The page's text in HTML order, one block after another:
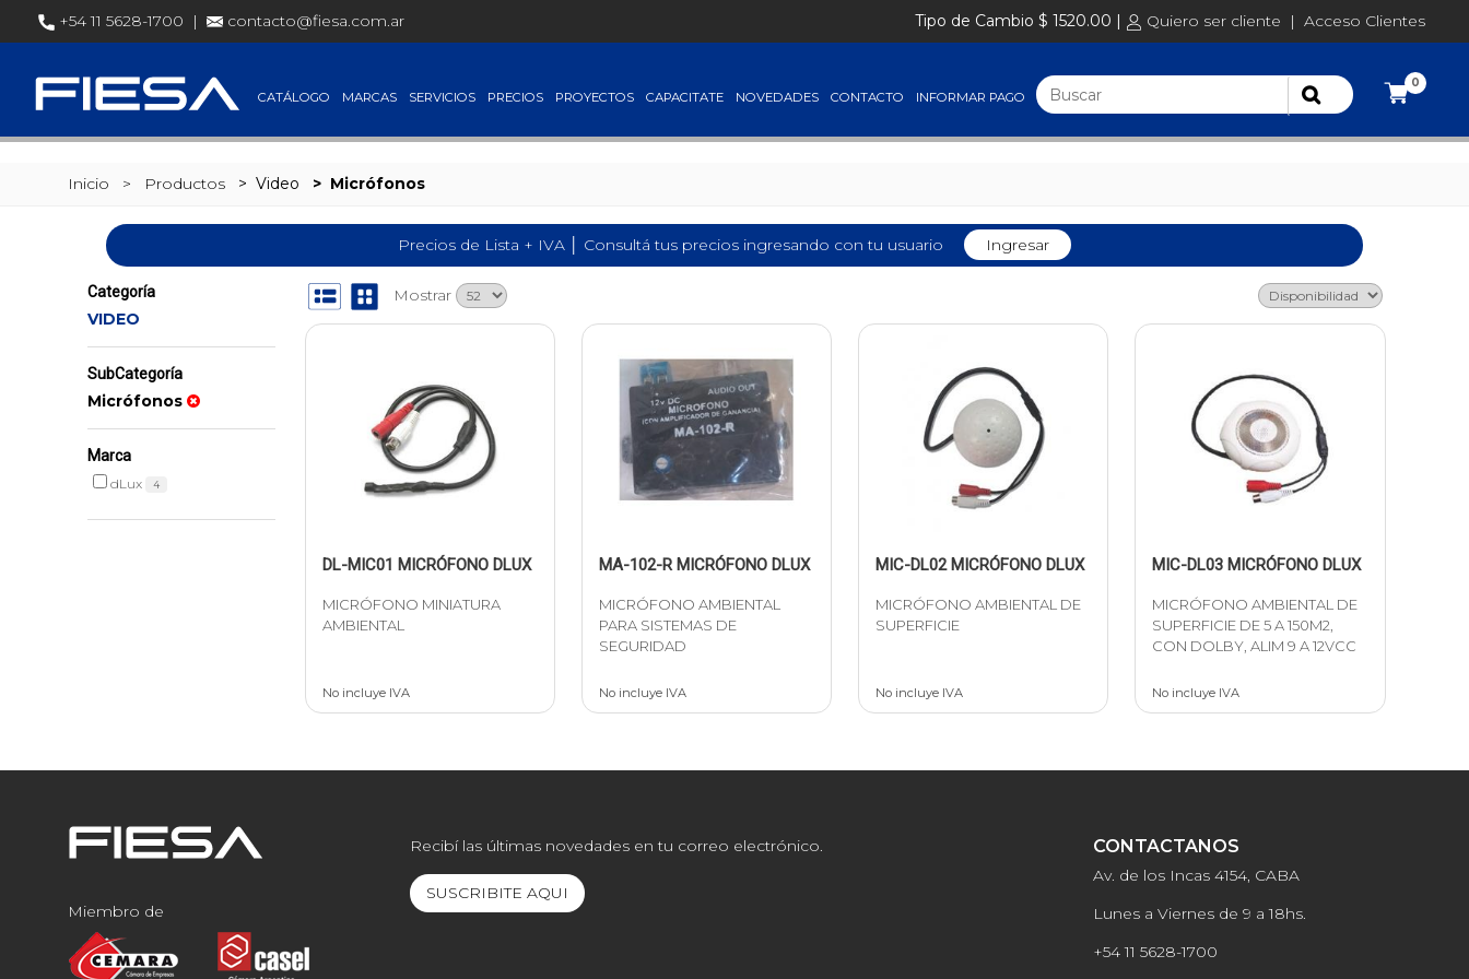
SET @busqueda = replace(@busqueda, 'Ã©','é')
+54 11 5628-1700 | contacto@fiesa.com.ar Tipo de Cambio $ 1520.00 | Quiero ser cliente | Acceso Clientes
0
CATÁLOGO MARCAS SERVICIOS PRECIOS PROYECTOS CAPACITATE NOVEDADES CONTACTO INFORMAR PAGO
Inicio > Productos > Video > Micrófonos
Precios de Lista + IVA │ Consultá tus precios ingresando con tu usuario Ingresar
Categoría
VIDEO
SubCategoría
Micrófonos
Marca
dLux 4
Mostrar
DL-MIC01 MICRÓFONO DLUX
MICRÓFONO MINIATURA
AMBIENTAL
No incluye IVA
MA-102-R MICRÓFONO DLUX
MICRÓFONO AMBIENTAL
PARA SISTEMAS DE
SEGURIDAD
No incluye IVA
MIC-DL02 MICRÓFONO DLUX
MICRÓFONO AMBIENTAL DE
SUPERFICIE
No incluye IVA
MIC-DL03 MICRÓFONO DLUX
MICRÓFONO AMBIENTAL DE
SUPERFICIE DE 5 A 150M2,
CON DOLBY, ALIM 9 A 12VCC
No incluye IVA
Miembro de
Recibí las últimas novedades en tu correo electrónico.
SUSCRIBITE AQUI
CONTACTANOS
Av. de los Incas 4154, CABA
Lunes a Viernes de 9 a 18hs.
+54 11 5628-1700